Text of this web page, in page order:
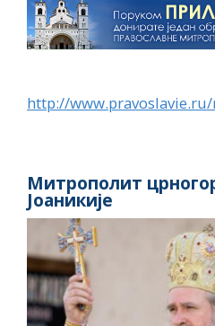
http://
Митрополит
Јоаникије